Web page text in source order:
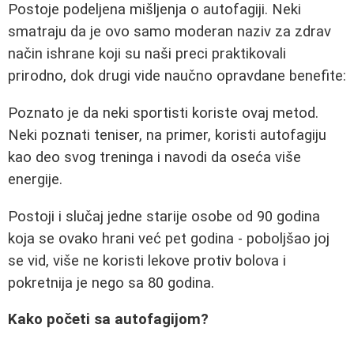
Postoje podeljena mišljenja o autofagiji. Neki
smatraju da je ovo samo moderan naziv za zdrav
način ishrane koji su naši preci praktikovali
prirodno, dok drugi vide naučno opravdane benefite:
Poznato je da neki sportisti koriste ovaj metod.
Neki poznati teniser, na primer, koristi autofagiju
kao deo svog treninga i navodi da oseća više
energije.
Postoji i slučaj jedne starije osobe od 90 godina
koja se ovako hrani već pet godina - poboljšao joj
se vid, više ne koristi lekove protiv bolova i
pokretnija je nego sa 80 godina.
Kako početi sa autofagijom?